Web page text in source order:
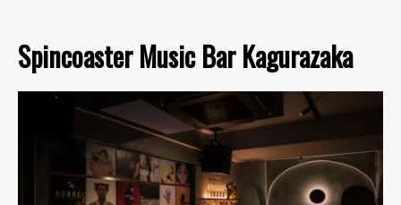
Spincoaster Music Bar Kagurazaka